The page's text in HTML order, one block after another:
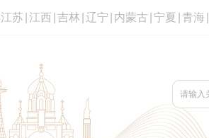
江苏 江西 吉林 辽宁 内蒙古 宁夏 青海